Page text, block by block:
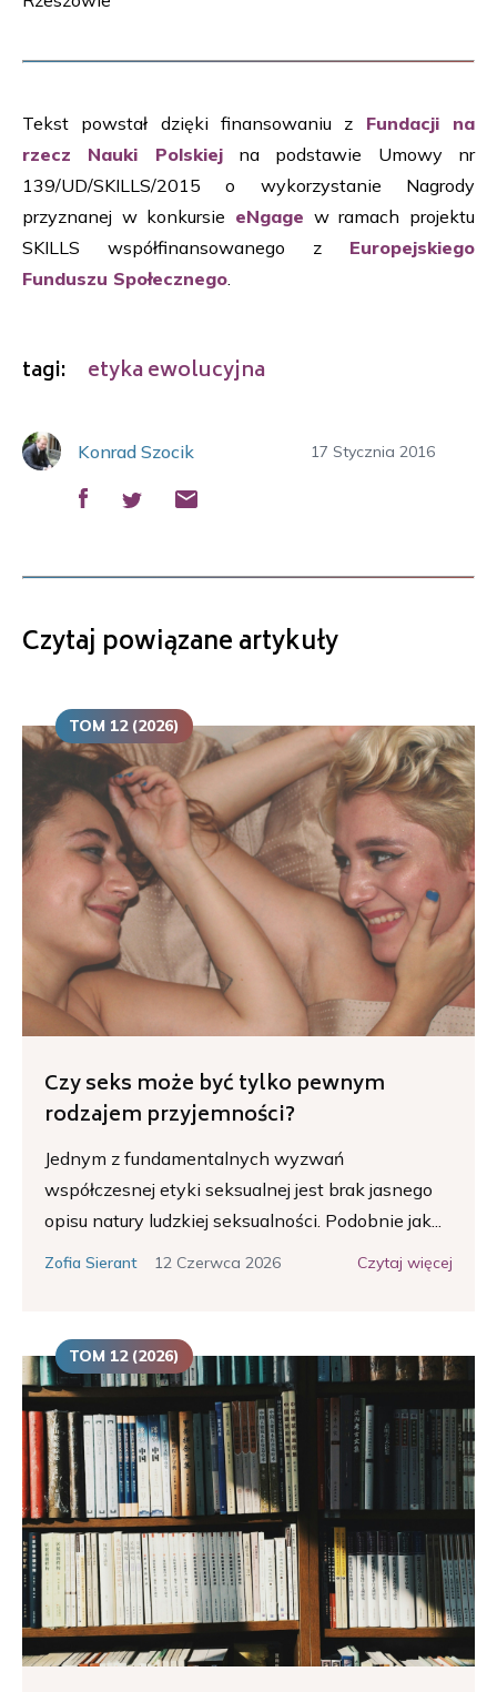
Tekst powstał dzięki finansowaniu z Fundacji na
rzecz Nauki Polskiejna podstawie Umowy nr
139/UD/SKILLS/2015 o wykorzystanie Nagrody
przyznanej w konkursie eNgage w ramach projektu
SKILLS współfinansowanego z Europejskiego
Funduszu Społecznego.
tagi: etyka ewolucyjna
Konrad Szocik 17 Stycznia 2016
Czytaj powiązane artykuły
TOM 12 (2026)
Czy seks może być tylko pewnym
rodzajem przyjemności?
Jednym z fundamentalnych wyzwań
współczesnej etyki seksualnej jest brak jasnego
opisu natury ludzkiej seksualności. Podobnie jak...
Zofia Sierant 12 Czerwca 2026 Czytaj więcej
TOM 12 (2026)